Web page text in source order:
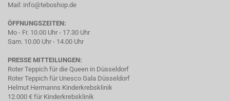
Mail: info@teboshop.de
ÖFFNUNGSZEITEN:
Mo - Fr. 10.00 Uhr - 17.30 Uhr
Sam. 10.00 Uhr - 14.00 Uhr
PRESSE MITTEILUNGEN:
Roter Teppich für die Queen in Düsseldorf
Roter Teppich für Unesco Gala Düsseldorf
Helmut Hermanns Kinderkrebsklinik
12.000 € für Kinderkrebsklinik